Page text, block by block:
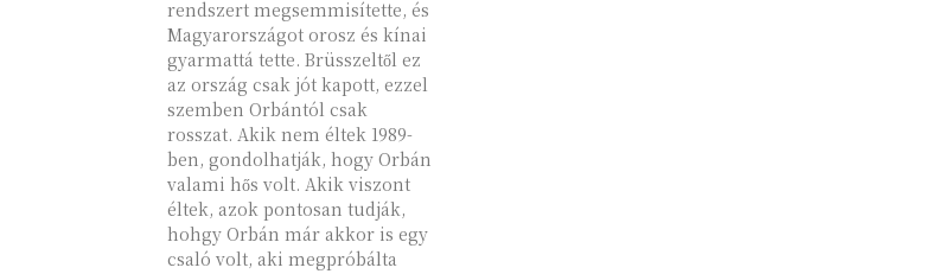
rendszert megsemmisítette, és
Magyarországot orosz és kínai
gyarmattá tette. Brüsszeltől ez
az ország csak jót kapott, ezzel
szemben Orbántól csak
rosszat. Akik nem éltek 1989-
ben, gondolhatják, hogy Orbán
valami hős volt. Akik viszont
éltek, azok pontosan tudják,
hohgy Orbán már akkor is egy
csaló volt, aki megpróbálta